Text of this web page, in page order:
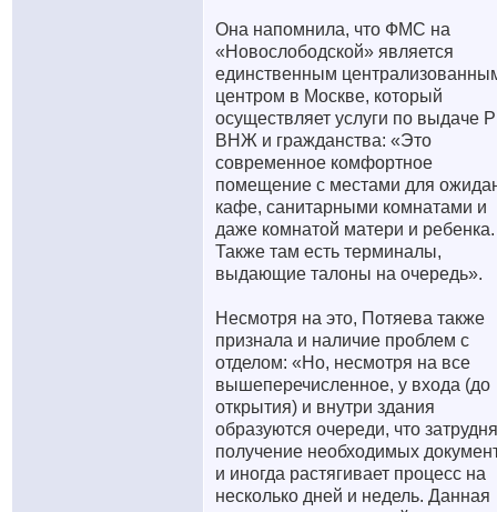
Она напомнила, что ФМС на
«Новослободской» является
единственным
центром в Москве, который
осуществляет услуги по выдаче
ВНЖ и гражданства: «Это
современное комфортное
помещение с местами для
кафе, санитарными комнатами и
даже комнатой матери и ребенка.
Также там есть терминалы,
выдающие талоны на очередь».
Несмотря на это, Потяева также
признала и наличие проблем с
отделом: «Но, несмотря на все
вышеперечисленное, у входа (до
открытия) и внутри здания
образуются очереди, что
получение необходимых
и иногда растягивает процесс на
несколько дней и недель. Данная